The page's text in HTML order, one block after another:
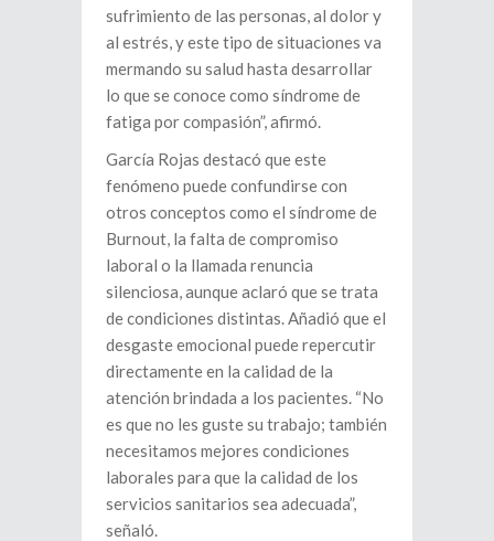
sufrimiento de las personas, al dolor y
al estrés, y este tipo de situaciones va
mermando su salud hasta desarrollar
lo que se conoce como síndrome de
fatiga por compasión”, afirmó.
García Rojas destacó que este
fenómeno puede confundirse con
otros conceptos como el síndrome de
Burnout, la falta de compromiso
laboral o la llamada renuncia
silenciosa, aunque aclaró que se trata
de condiciones distintas. Añadió que el
desgaste emocional puede repercutir
directamente en la calidad de la
atención brindada a los pacientes. “No
es que no les guste su trabajo; también
necesitamos mejores condiciones
laborales para que la calidad de los
servicios sanitarios sea adecuada”,
señaló.